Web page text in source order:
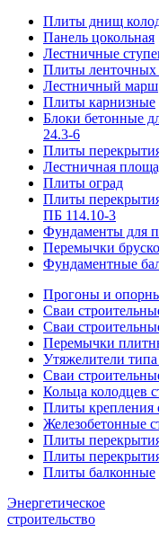
Плиты днищ
Панель цокольная
Лестничные
Плиты ленточных
Лестничный марш
Плиты карнизные
Блоки бетонные
24.3-6
Плиты
Лестничная
Плиты оград
Плиты
ПБ 114.10-3
Фундаменты для
Перемычки
Фундаментные
Прогоны и
Сваи
Сваи
Перемычки
Утяжелители
Сваи
Кольца колодцев
Плиты крепления
Железобетонные
Плиты
Плиты
Плиты балконные
Энергетическое
строительство